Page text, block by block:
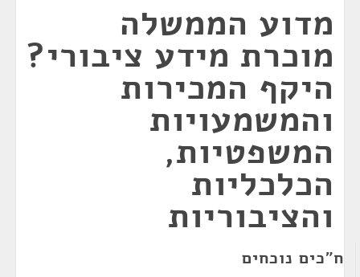
מדוע הממשלה
מוכרת מידע ציבורי?
היקף המכירות
והמשמעויות
המשפטיות,
הכלכליות
והציבוריות
ח"כים נוכחים